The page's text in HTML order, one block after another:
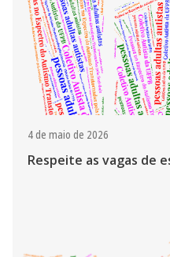
4 de maio de 2026
Respeite as vagas de